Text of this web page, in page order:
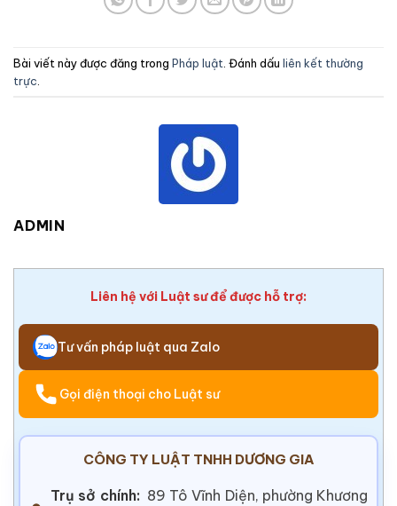
Bài viết này được đăng trong Pháp luật . Đánh dấu liên kết thường
trực
ADMIN
Liên hệ với Luật sư để được hỗ trợ:
Tư vấn pháp luật qua Zalo
Gọi điện thoại cho Luật sư
CÔNG TY LUẬT TNHH DƯƠNG GIA
Trụ sở chính: 89 Tô Vĩnh Diện, phường Khương